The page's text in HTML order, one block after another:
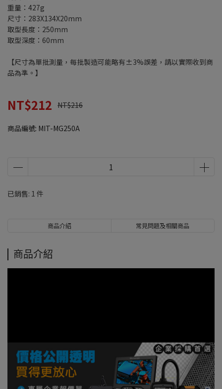
重量：427g
尺寸：283X134X20mm
取型長度：250mm
取型深度：60mm
【尺寸為單批測量，每批製造可能略有±3%誤差，請以實際收到商
品為準。】
NT$212 NT$216
商品編號: MIT-MG250A
已銷售: 1 件
商品介紹 常見問題及相關商品
商品介紹